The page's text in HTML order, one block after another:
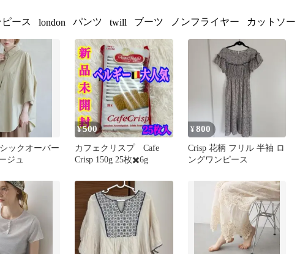
ピース london パンツ twill ブーツ ノンフライヤー カットソー
ックオーバー
ジュ
¥500
カフェクリスプ Cafe
Crisp 150g 25枚✖️6g
¥800
Crisp 花柄 フリル 半袖 ロ
ングワンピース